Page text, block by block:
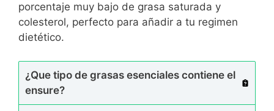
porcentaje muy bajo de grasa saturada y
colesterol, perfecto para añadir a tu regimen
dietético.
¿Que tipo de grasas esenciales contiene el
ensure?